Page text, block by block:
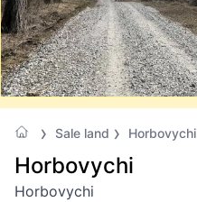
Sale land Horbovychi
Horbovychi
Horbovychi